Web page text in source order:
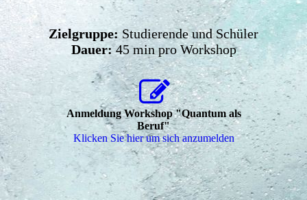
Zielgruppe: Studierende und Schüler
Dauer:45 min pro Workshop
Anmeldung Workshop "Quantum als
Beruf"
Klicken Sie hier um sich anzumelden